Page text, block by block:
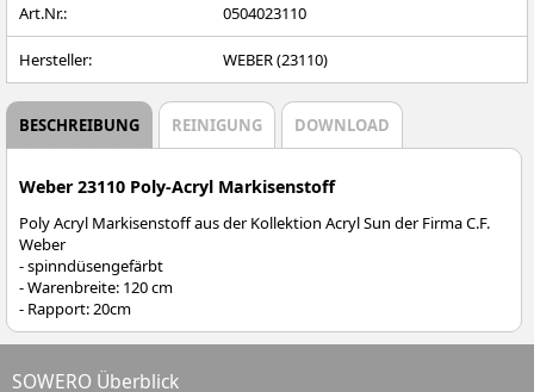
Art.Nr.: 0504023110
Hersteller: WEBER (23110)
BESCHREIBUNG REINIGUNG DOWNLOAD
Weber 23110 Poly-Acryl Markisenstoff
Poly Acryl Markisenstoff aus der Kollektion Acryl Sun der Firma C.F.
Weber
- spinndüsengefärbt
- Warenbreite: 120 cm
- Rapport: 20cm
SOWERO Überblick